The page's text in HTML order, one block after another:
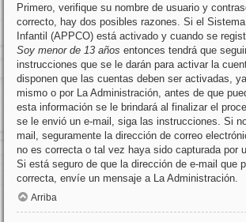
Primero, verifique su nombre de usuario y
correcto, hay dos posibles razones. Si el
Infantil (APPCO) está activado y cuando se
Soy menor de 13 años entonces tendrá que
instrucciones que se le darán para activar la
disponen que las cuentas deben ser activadas,
mismo o por La Administración, antes de que
esta información se le brindará al finalizar el
se le envió un e-mail, siga las instrucciones. Si
mail, seguramente la dirección de correo
no es correcta o tal vez haya sido capturada por
Si está seguro de que la dirección de e-mail que
correcta, envíe un mensaje a La Administración.
Arriba